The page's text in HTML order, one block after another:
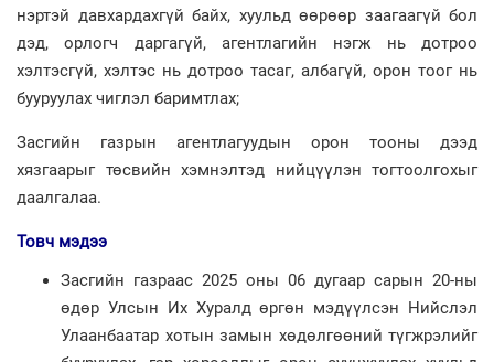
нэртэй давхардахгүй байх, хуульд өөрөөр заагаагүй бол
дэд, орлогч даргагүй, агентлагийн нэгж нь дотроо
хэлтэсгүй, хэлтэс нь дотроо тасаг, албагүй, орон тоог нь
бууруулах чиглэл баримтлах;
Засгийн газрын агентлагуудын орон тооны дээд
хязгаарыг төсвийн хэмнэлтэд нийцүүлэн тогтоолгохыг
даалгалаа.
Товч мэдээ
Засгийн газраас 2025 оны 06 дугаар сарын 20-ны
өдөр Улсын Их Хуралд өргөн мэдүүлсэн Нийслэл
Улаанбаатар хотын замын хөдөлгөөний түгжрэлийг